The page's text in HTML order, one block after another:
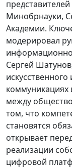
Минобрнауки,
Академии.
модерировал
Сергей
коммуникациях
между
том, что
становятся
открывает
реализации
цифровой